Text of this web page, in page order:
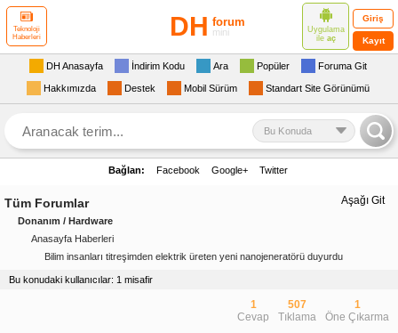
Teknoloji
Haberleri
DH forum
mini
Uygulama
ile aç
Giriş
Kayıt
DH Anasayfa İndirim Kodu Ara Popüler Foruma Git
Hakkımızda Destek Mobil Sürüm Standart Site Görünümü
Bu Konuda
Bağlan: Facebook Google+ Twitter
Aşağı Git
Tüm Forumlar
Donanım / Hardware
Anasayfa Haberleri
Bilim insanları titreşimden elektrik üreten yeni nanojeneratörü duyurdu
Bu konudaki kullanıcılar: 1 misafir
1
Cevap
507
Tıklama
1
Öne Çıkarma